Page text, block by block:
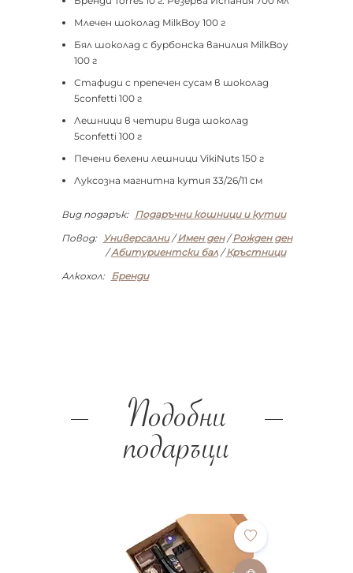
Млечен шоколад MilkBoy 100 г
Бял шоколад с бурбонска ванилия MilkBoy
100 г
Стафиди с препечен сусам в шоколад
5confetti 100 г
Лешници в четири вида шоколад
5confetti 100 г
Печени белени лешници VikiNuts 150 г
Луксозна магнитна кутия 33/26/11 см
Вид подарък:
Подаръчни кошници и кутии
Повод:
Универсални/Имен ден/Рожден ден
/Абитуриентски бал/Кръстници
Алкохол:
Бренди
Подобни
подаръци